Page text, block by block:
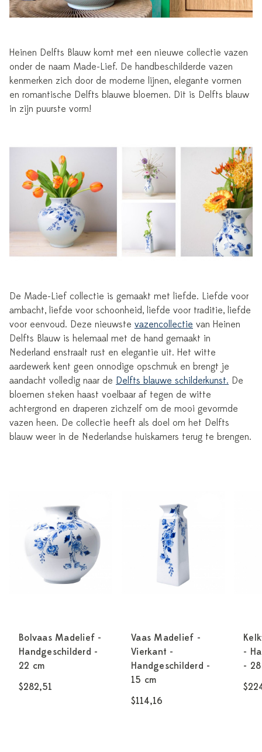
Heinen Delfts Blauw komt met een nieuwe collectie vazen
onder de naam Made-Lief. De handbeschilderde vazen
kenmerken zich door de moderne lijnen, elegante vormen
en romantische Delfts blauwe bloemen. Dit is Delfts blauw
in zijn puurste vorm!
De Made-Lief collectie is gemaakt met liefde. Liefde voor
ambacht, liefde voor schoonheid, liefde voor traditie, liefde
voor eenvoud. Deze nieuwste vazencollectie van Heinen
Delfts Blauw is helemaal met de hand gemaakt in
Nederland enstraalt rust en elegantie uit. Het witte
aardewerk kent geen onnodige opschmuk en brengt je
aandacht volledig naar de Delfts blauwe schilderkunst. De
bloemen steken haast voelbaar af tegen de witte
achtergrond en draperen zichzelf om de mooi gevormde
vazen heen. De collectie heeft als doel om het Delfts
blauw weer in de Nederlandse huiskamers terug te brengen.
Bolvaas Madelief -
Handgeschilderd -
22 cm
$282,51
Vaas Madelief -
Vierkant -
Handgeschilderd -
15 cm
$114,16
-
-